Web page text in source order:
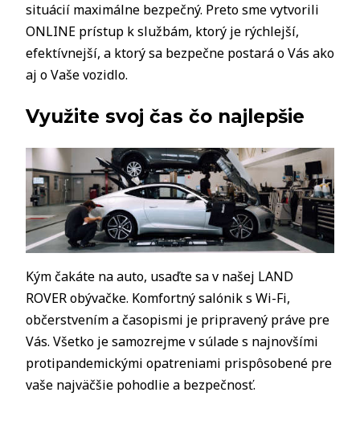
situácií maximálne bezpečný. Preto sme vytvorili
ONLINE prístup k službám, ktorý je rýchlejší,
efektívnejší, a ktorý sa bezpečne postará o Vás ako
aj o Vaše vozidlo.
Využite svoj čas čo najlepšie
Kým čakáte na auto, usaďte sa v našej LAND
ROVER obývačke. Komfortný salónik s Wi-Fi,
občerstvením a časopismi je pripravený práve pre
Vás. Všetko je samozrejme v súlade s najnovšími
protipandemickými opatreniami prispôsobené pre
vaše najväčšie pohodlie a bezpečnosť.